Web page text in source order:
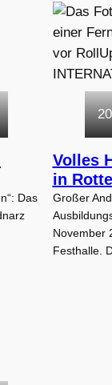
Das
Volles
in
Großer
November
Festhalle.